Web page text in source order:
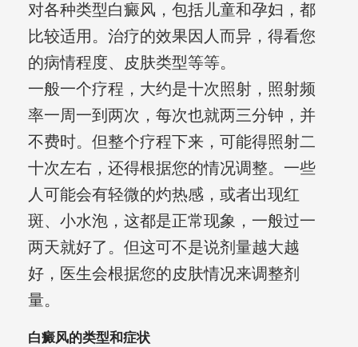
对各种类型白癜风，包括儿童和孕妇，都
比较适用。治疗的效果因人而异，得看您
的病情程度、皮肤类型等等。
一般一个疗程，大约是十次照射，照射频
率一周一到两次，每次也就两三分钟，并
不费时。但整个疗程下来，可能得照射二
十次左右，还得根据您的情况调整。一些
人可能会有轻微的灼热感，或者出现红
斑、小水泡，这都是正常现象，一般过一
两天就好了。但这可不是说剂量越大越
好，医生会根据您的皮肤情况来调整剂
量。
白癜风的类型和症状